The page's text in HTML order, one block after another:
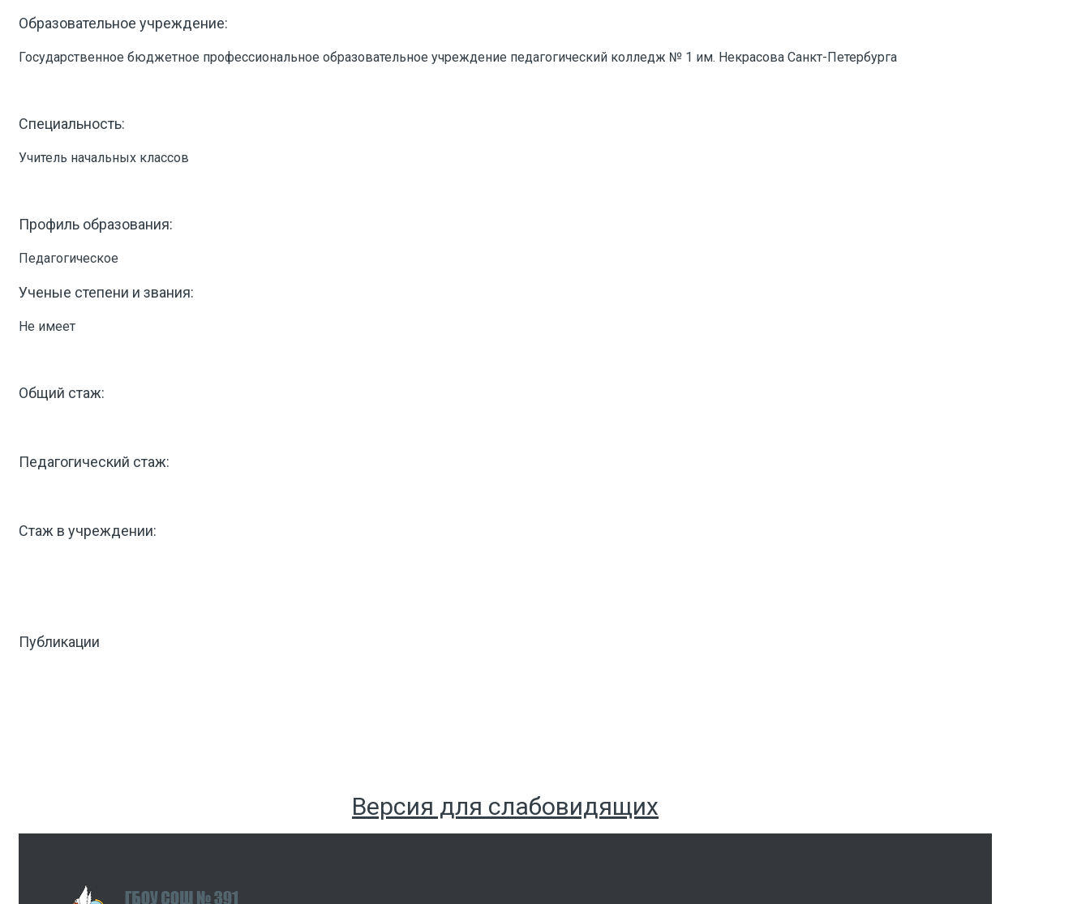
Образовательное учреждение:
Государственное бюджетное профессиональное образовательное учреждение педагогический колледж № 1 им. Некрасова Санкт-Петербурга
Специальность:
Учитель начальных классов
Профиль образования:
Педагогическое
Ученые степени и звания:
Не имеет
Общий стаж:
Педагогический стаж:
Стаж в учреждении:
Публикации
Версия для слабовидящих